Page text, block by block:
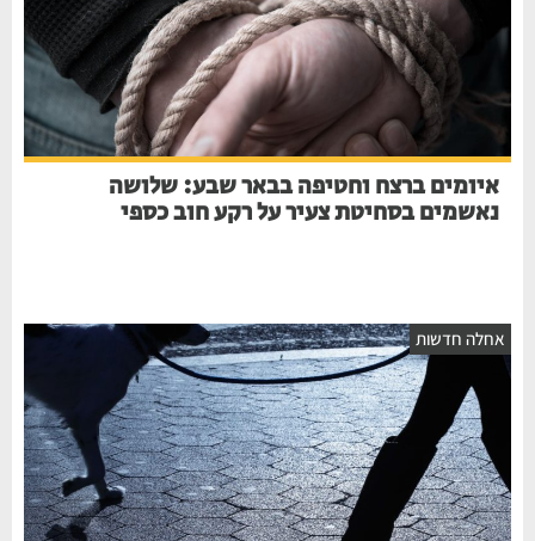
איומים ברצח וחטיפה בבאר שבע: שלושה
נאשמים בסחיטת צעיר על רקע חוב כספי
חדשות